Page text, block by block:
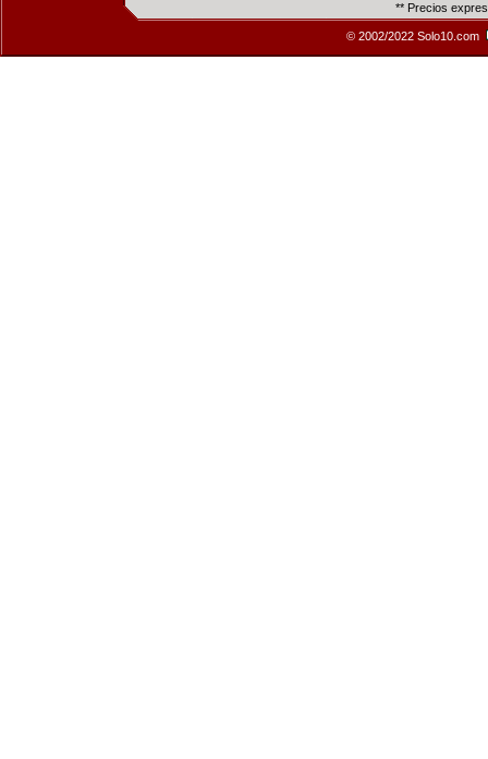
** Precios
© 2002/2022 Solo10.com